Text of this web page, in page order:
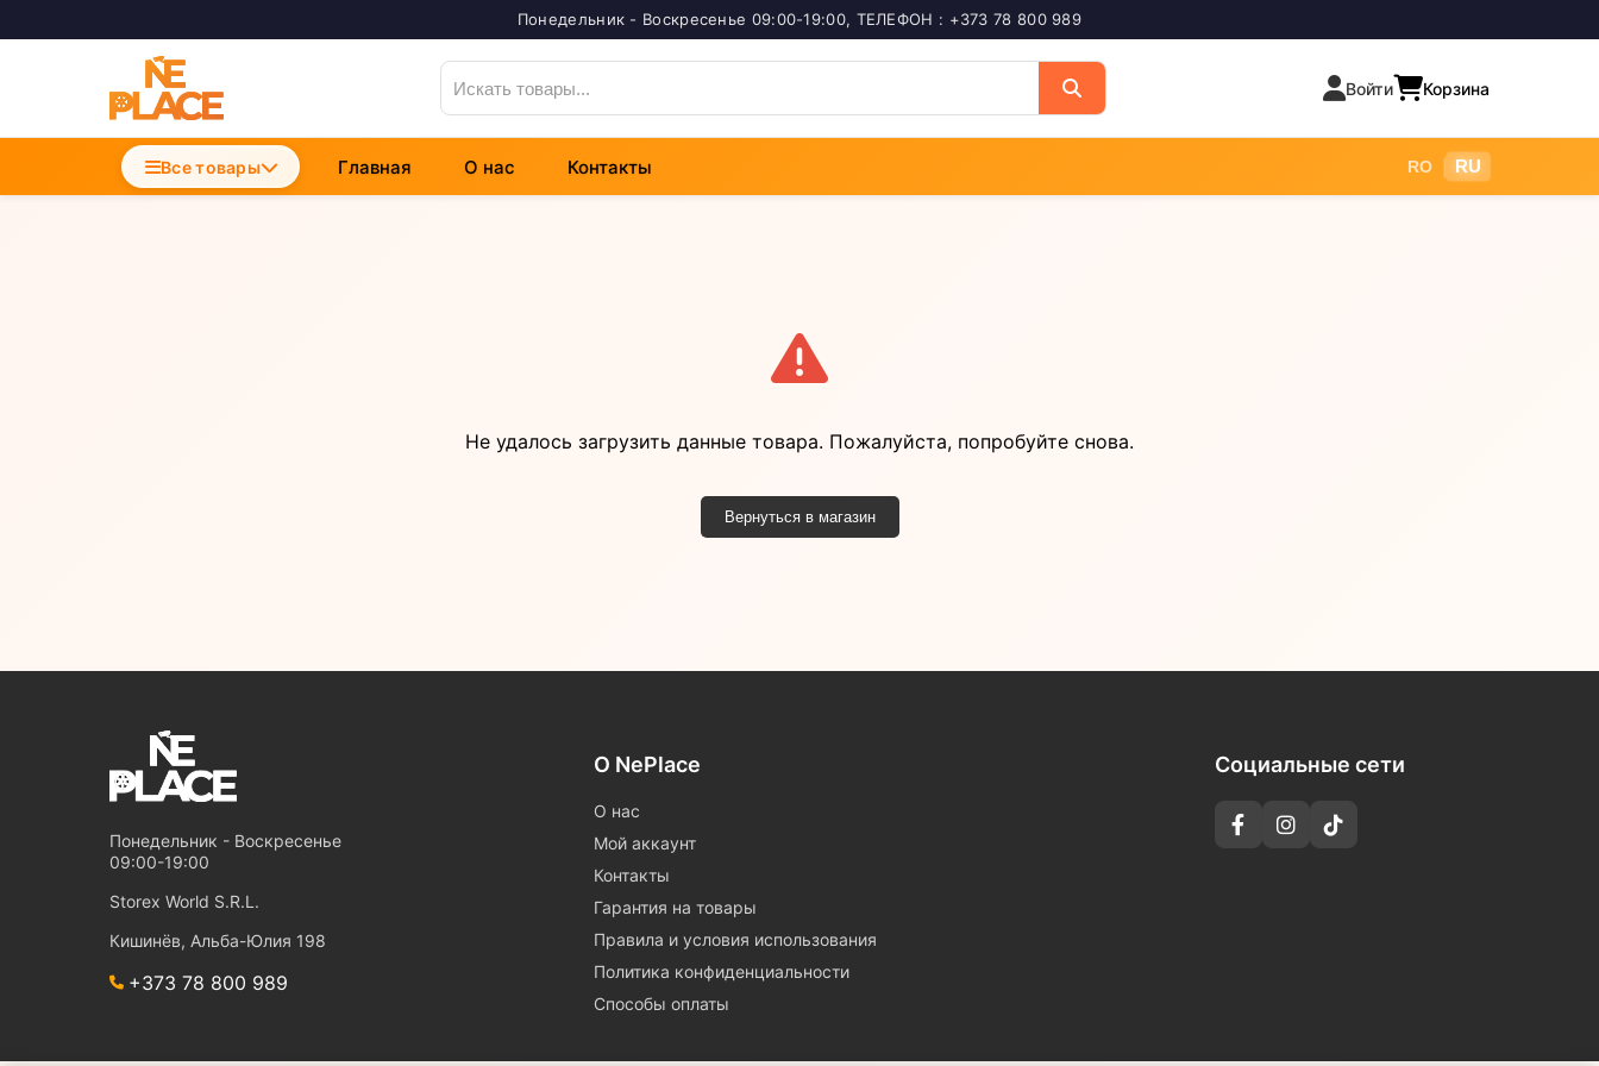
Понедельник - Воскресенье 09:00-19:00, ТЕЛЕФОН : +373 78 800 989
Войти Корзина
Accesorii Telefoane
Incarcatoare Telefon
Все товары Главная О нас Контакты RO RU
Не удалось загрузить данные товара. Пожалуйста, попробуйте снова.
Вернуться в магазин
Понедельник - Воскресенье
09:00-19:00
Storex World S.R.L.
Кишинёв, Альба-Юлия 198
+373 78 800 989
О NePlace
О нас
Мой аккаунт
Контакты
Гарантия на товары
Правила и условия использования
Политика конфиденциальности
Способы оплаты
Социальные сети